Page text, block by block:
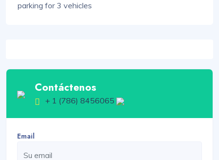
parking for 3 vehicles
Contáctenos
+ 1 (786) 8456065
Email